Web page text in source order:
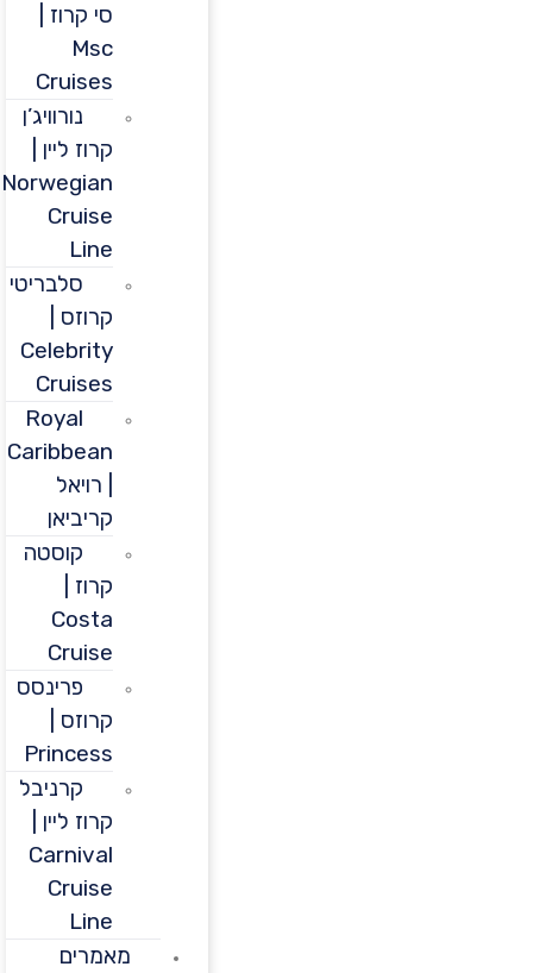
סי קרוז |
Cruises
נורוויג’ן
קרוז ליין |
Norwegian
Cruise
סלבריטי
קרוזס |
Celebrity
Cruises
Royal
Caribbean
קריביאן
קוסטה
Costa
Cruise
פרינסס
קרוזס |
Princess
קרניבל
קרוז ליין |
Carnival
Cruise
מאמרים